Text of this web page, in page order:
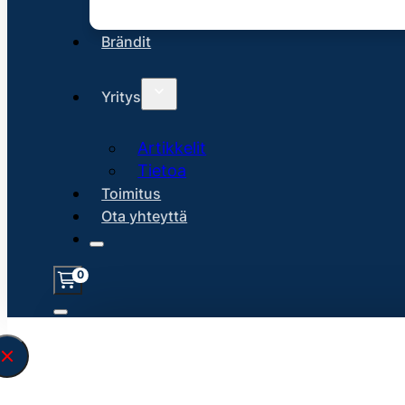
Brändit
Yritys
Artikkelit
Tietoa
Toimitus
Ota yhteyttä
0